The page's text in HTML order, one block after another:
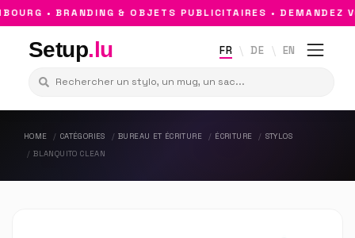
• BRANDING & OBJETS PUBLICITAIRES • DEMANDEZ
Setup.lu FR DE EN
HOME CATÉGORIES BUREAU ET ÉCRITURE ÉCRITURE
STYLOS
BLANQUITO CLEAN